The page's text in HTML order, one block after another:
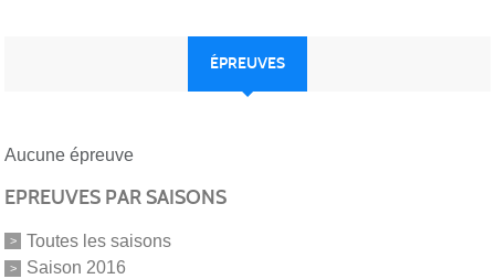
ÉPREUVES
Aucune épreuve
EPREUVES PAR SAISONS
Toutes les saisons
Saison 2016